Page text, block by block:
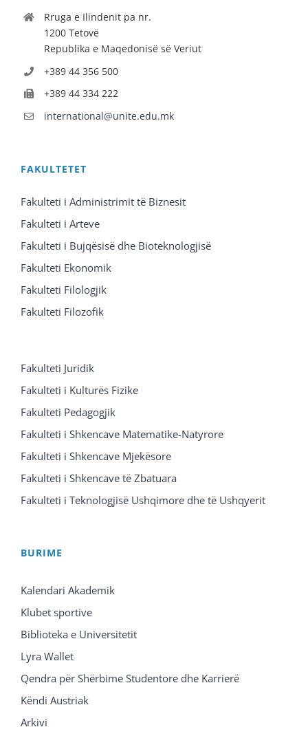
Rruga e Ilindenit pa nr.
1200 Tetovë
Republika e Maqedonisë së Veriut
+389 44 356 500
+389 44 334 222
international@unite.edu.mk
FAKULTETET
Fakulteti i Administrimit të Biznesit
Fakulteti i Arteve
Fakulteti i Bujqësisë dhe Bioteknologjisë
Fakulteti Ekonomik
Fakulteti Filologjik
Fakulteti Filozofik
Fakulteti Juridik
Fakulteti i Kulturës Fizike
Fakulteti Pedagogjik
Fakulteti i Shkencave Matematike-Natyrore
Fakulteti i Shkencave Mjekësore
Fakulteti i Shkencave të Zbatuara
Fakulteti i Teknologjisë Ushqimore dhe të Ushqyerit
BURIME
Kalendari Akademik
Klubet sportive
Biblioteka e Universitetit
Lyra Wallet
Qendra për Shërbime Studentore dhe Karrierë
Këndi Austriak
Arkivi